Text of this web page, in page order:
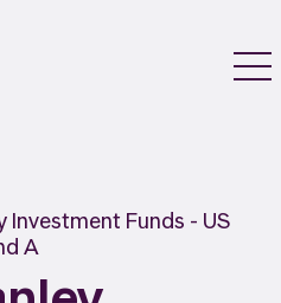
Investment Funds - US
A